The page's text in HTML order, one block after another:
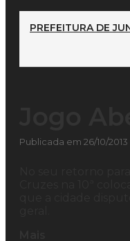
PREFEITURA DE
Publicada em 26/10/2013